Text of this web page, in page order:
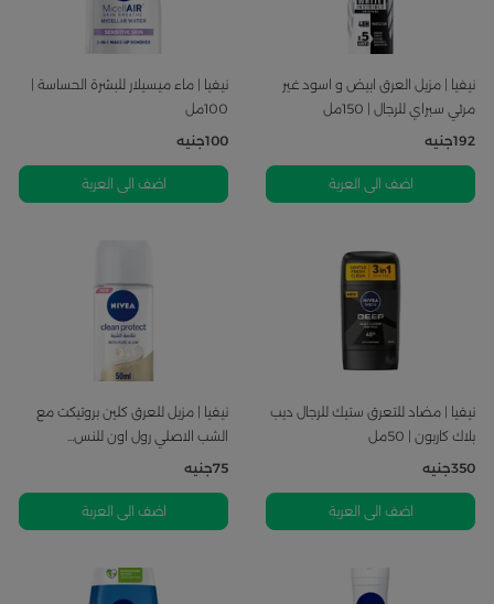
نيفيا | مزيل العرق ابيض و اسود غير
مرئي سبراي للرجال | 150مل
192جنيه
اضف الى العربة
نيفيا | ماء ميسيلار للبشرة الحساسة |
100مل
100جنيه
اضف الى العربة
نيفيا | مضاد للتعرق ستيك للرجال ديب
بلاك كاربون | 50مل
350جنيه
اضف الى العربة
نيفيا | مزيل للعرق كلين بروتيكت مع
الشب الاصلي رول اون للنس...
75جنيه
اضف الى العربة